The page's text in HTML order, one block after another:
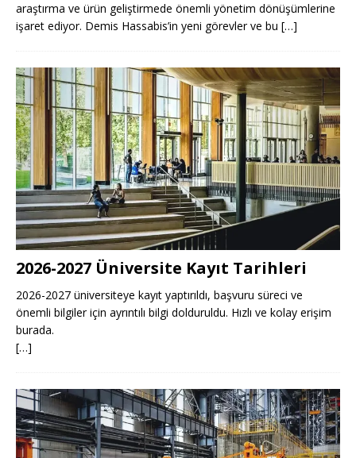
araştırma ve ürün geliştirmede önemli yönetim dönüşümlerine
işaret ediyor. Demis Hassabis’in yeni görevler ve bu […]
2026-2027 Üniversite Kayıt Tarihleri ​​
2026-2027 üniversiteye kayıt yaptırıldı, başvuru süreci ve
önemli bilgiler için ayrıntılı bilgi dolduruldu. Hızlı ve kolay erişim
burada.
[…]